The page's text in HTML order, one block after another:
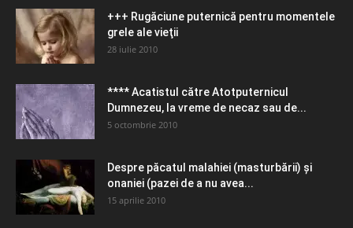
+++ Rugăciune puternică pentru momentele
grele ale vieţii
28 iulie 2010
**** Acatistul către Atotputernicul
Dumnezeu, la vreme de necaz sau de...
5 octombrie 2010
Despre păcatul malahiei (masturbării) şi
onaniei (pazei de a nu avea...
15 aprilie 2010